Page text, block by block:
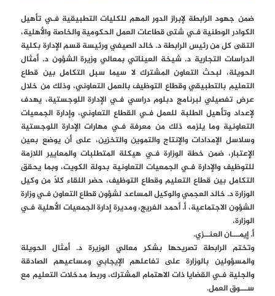
ضمن جهود الرابطة لإبراز الدور المهم للكليات التطبيقية فـي تأهيل
الكوادر الوطنية فـي شتى قطاعات العمل الحكومية والخاصة والأهلية،
التقى كل من رئيس الرابطة د. خالد الصيفي ورئيسة قسم الإدارة بكلية
الدراسات التجارية د. شيخة العيناتي بمعالي وزيرة الشؤون د. أمثال
الحويلة، لبحث التعاون المشترك لا سيما سبل التكامل بين قطاع
التعليم بالتطبيقي وقطاع التوظيف بالعمل التعاوني، وذلك من خلال
عرض تفصيلي لبرنامج دبلوم دراسي فـي الإدارة اللوجستية، يهدف
لإعداد وتأهيل الطلبة للعمل فـي القطاع التعاوني، وإدارة الجمعيات
التعاونية وما يلزمه ذلك من معرفة فـي مهارات الإدارة اللوجستية
وسلاسل الإمدادات والإنتاج والتموين والتخزين، على أن يوضع بعين
الإعتبار، ضمن خطة الوزارة فـي هيكلة المتطلبات والمعايير اللازمة
للتوظيف والإدارة فـي الجمعيات التعاونية بدولة الكويت، وبما يحقق
التكامل بين قطاع التعليم وقطاع التوظيف، حضر اللقاء كلاً من وكيل
الوزارة د. خالد العجمي والوكيل المساعد لشؤون قطاع التعاون فـي وزارة
الشؤون الاجتماعية، أ. أحمد الفريج، ومديرة إدارة الجمعيات الأهلية فـي
الوزارة،
أ. إيمـــان العنــزي.
وتختم الرابطة تصريحها بشكر معالي الوزيرة د. أمثال الحويلة
والمسؤولين بالوزارة على تفاعلهم الإيجابي ومساعيهم الصادقة
والجلية فـي القضايا ذات الاهتمام المشترك، وربط مدخلات التعليم مع
ســـوق العمل.